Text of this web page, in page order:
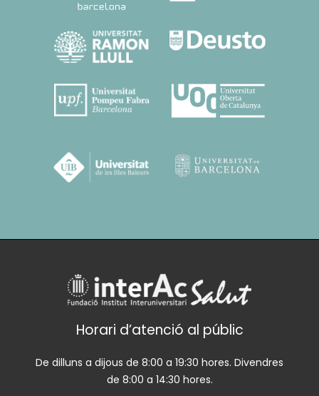
Horari d’atenció al públic
De dilluns a dijous de 8:00 a 19:30 hores. Divendres
de 8:00 a 14:30 hores.